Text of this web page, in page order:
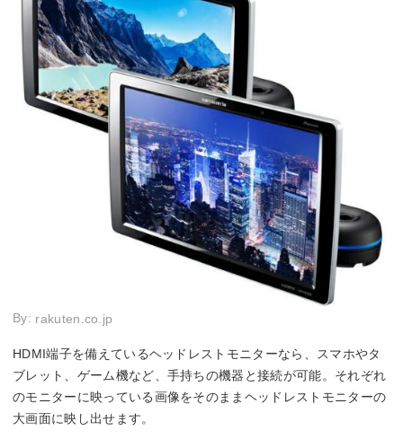
By: rakuten.co.jp
HDMI端子を備えているヘッドレストモニターなら、スマホやタ
ブレット、ゲーム機など、手持ちの機器と接続が可能。それぞれ
のモニターに映っている画像をそのままヘッドレストモニターの
大画面に映し出せます。